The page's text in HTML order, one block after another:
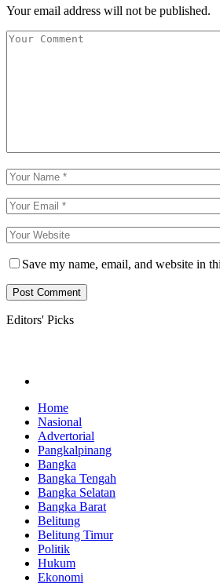
Your email address will not be published.
Save my name, email, and website in
Editors' Picks
Home
Nasional
Advertorial
Pangkalpinang
Bangka
Bangka Tengah
Bangka Selatan
Bangka Barat
Belitung
Belitung Timur
Politik
Hukum
Ekonomi